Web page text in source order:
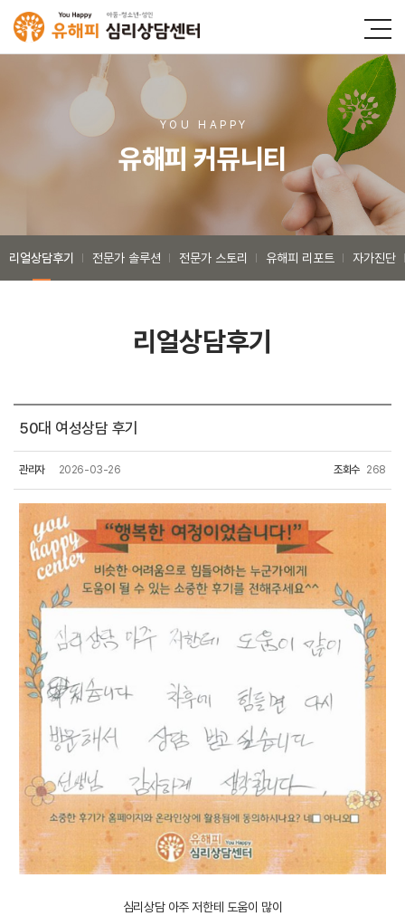
YOU HAPPY
유해피 커뮤니티
리얼상담후기 전문가 솔루션 전문가 스토리 유해피 리포트 자가진단
리얼상담후기
50대 여성상담 후기
관리자 2026-03-26 조회수 268
심리상담 아주 저한테 도움이 많이